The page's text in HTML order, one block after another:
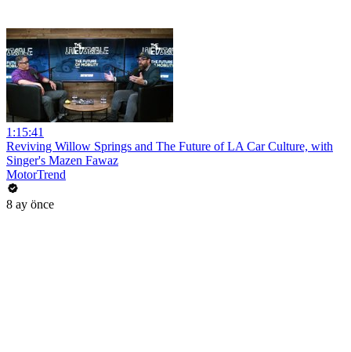
1:15:41
Reviving Willow Springs and The Future of LA Car Culture, with
Singer's Mazen Fawaz
MotorTrend
8 ay önce